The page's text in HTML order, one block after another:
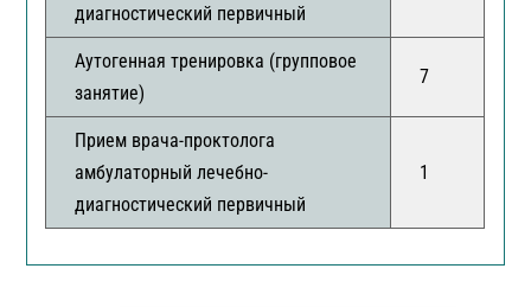
диагностический первичный
Аутогенная тренировка (групповое
занятие)
7
Прием врача-проктолога
амбулаторный лечебно-
диагностический первичный
1